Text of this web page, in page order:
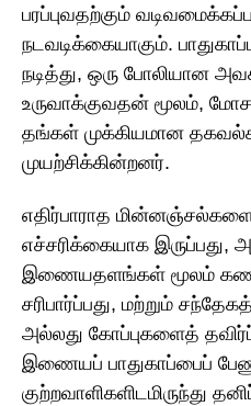
பரப்புவதற்கும்
நடவடிக்கையாகும்.
நடித்து, ஒரு போலியான
உருவாக்குவதன் மூலம்,
தங்கள் முக்கியமான
முயற்சிக்கின்றனர்.
எதிர்பாராத
எச்சரிக்கையாக இருப்பது,
இணையதளங்கள் மூலம்
சரிபார்ப்பது, மற்றும்
அல்லது கோப்புகளைத்
இணையப் பாதுகாப்பைப்
குற்றவாளிகளிடமிருந்து